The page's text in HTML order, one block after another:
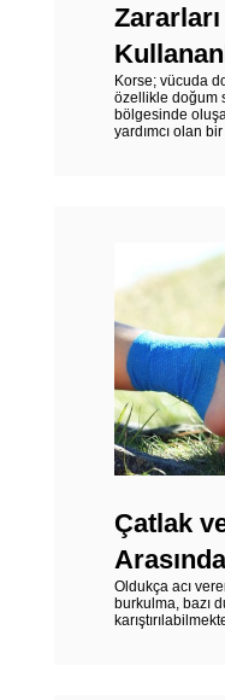
Korse; vücuda
özellikle doğum
bölgesinde
yardımcı olan bir
Çatlak
Oldukça acı
burkulma, bazı